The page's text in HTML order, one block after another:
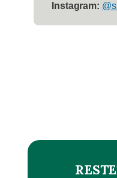
Instagram: